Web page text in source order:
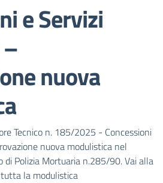
e Servizi
nuova
notizia
Tecnico n. 185/2025 - Concessioni
nuova modulistica nel
di Polizia Mortuaria n.285/90. Vai alla
la modulistica